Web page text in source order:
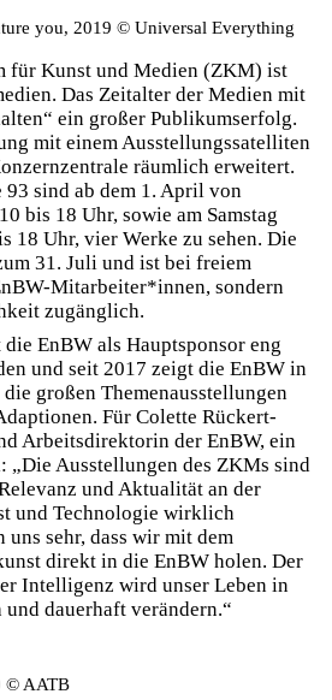
you, 2019 © Universal Everything
für Kunst und Medien (ZKM) ist
Das Zeitalter der Medien mit
ein großer Publikumserfolg.
mit einem Ausstellungssatelliten
räumlich erweitert.
sind ab dem 1. April von
bis 18 Uhr, sowie am Samstag
18 Uhr, vier Werke zu sehen. Die
31. Juli und ist bei freiem
Mitarbeiter*innen, sondern
zugänglich.
EnBW als Hauptsponsor eng
und seit 2017 zeigt die EnBW in
großen Themenausstellungen
Für Colette Rückert-
Arbeitsdirektorin der EnBW, ein
„Die Ausstellungen des ZKMs sind
und Aktualität an der
und Technologie wirklich
sehr, dass wir mit dem
direkt in die EnBW holen. Der
Intelligenz wird unser Leben in
dauerhaft verändern.“
© AATB